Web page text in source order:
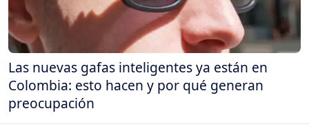
Las nuevas gafas inteligentes ya están en
Colombia: esto hacen y por qué generan
preocupación